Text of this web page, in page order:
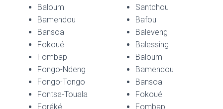
Baloum
Bamendou
Bansoa
Fokoué
Fombap
Fongo-Ndeng
Fongo-Tongo
Fontsa-Touala
Foréké
Santchou
Bafou
Baleveng
Balessing
Baloum
Bamendou
Bansoa
Fokoué
Fombap